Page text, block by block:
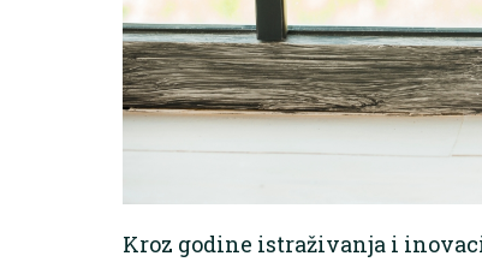
Kroz godine istraživanja i